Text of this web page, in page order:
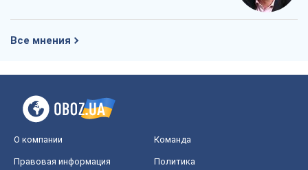
Все мнения
О компании Команда
Правовая информация
Политика